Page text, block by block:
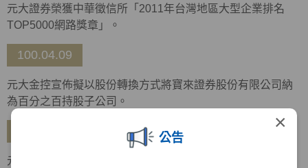
×
公告
元大證券榮獲中華徵信所「2011年台灣地區大型企業排名
TOP5000網路獎章」。
100.04.09
元大金控宣佈擬以股份轉換方式將寶來證券股份有限公司納
為百分之百持股子公司。
元大金控通過「企業社會責任政策及管理規則」。